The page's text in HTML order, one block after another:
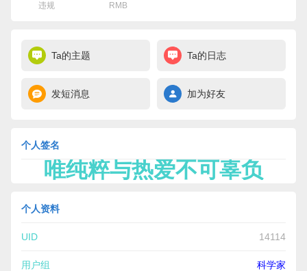
违规 RMB
Ta的主题 Ta的日志
发短消息 加为好友
个人签名
唯纯粹与热爱不可辜负
个人资料
UID 14114
用户组 科学家